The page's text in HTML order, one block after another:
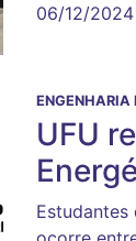
06/12/
ENGENHARIA
UFU